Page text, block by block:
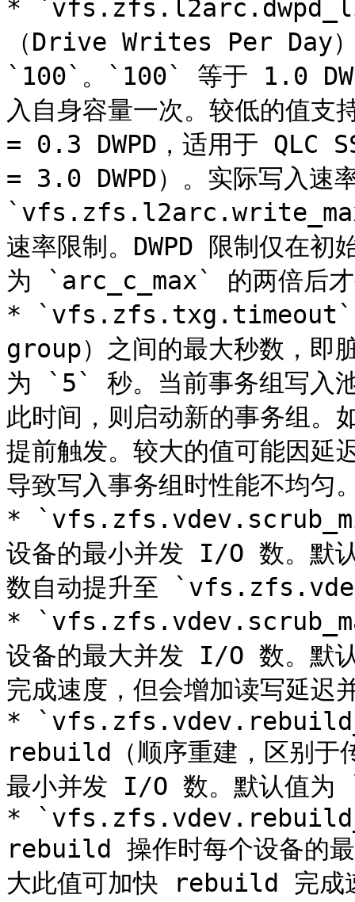
*
（Drive Writes Per Day）
`100`。`100` 等于 1.0
入自身容量一次。较低的值
= 0.3 DWPD，适用于 QLC
= 3.0 DWPD）。实际写入速
`vfs.zfs.l2arc.write_max`
速率限制。DWPD 限制仅在
为 `arc_c_max` 的两倍后才
* `vfs.zfs.txg.timeout`
group）之间的最大秒数，即
为 `5` 秒。当前事务组写入
此时间，则启动新的事务组。
提前触发。较大的值可能因延
导致写入事务组时性能不均匀
*
设备的最小并发 I/O 数。默
数自动提升至
*
设备的最大并发 I/O 数。默
完成速度，但会增加读写延迟
*
rebuild（顺序重建，区别
最小并发 I/O 数。默认值
*
rebuild 操作时每个设备的
大此值可加快 rebuild 完成